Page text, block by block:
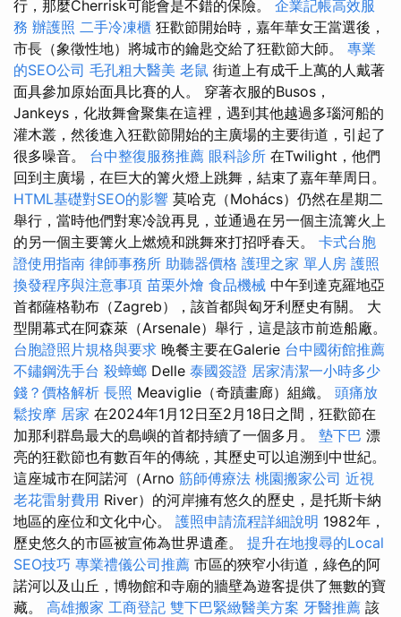
行，那麼Cherrisk可能會是不錯的保險。 企業記帳高效服
務 辦護照 二手冷凍櫃 狂歡節開始時，嘉年華女王當選後，
市長（象徵性地）將城市的鑰匙交給了狂歡節大師。 專業
的SEO公司 毛孔粗大醫美 老鼠 街道上有成千上萬的人戴著
面具參加原始面具比賽的人。 穿著衣服的Busos，
Jankeys，化妝舞會聚集在這裡，遇到其他越過多瑙河船的
灌木叢，然後進入狂歡節開始的主廣場的主要街道，引起了
很多噪音。 台中整復服務推薦 眼科診所 在Twilight，他們
回到主廣場，在巨大的篝火燈上跳舞，結束了嘉年華周日。
HTML基礎對SEO的影響 莫哈克（Mohács）仍然在星期二
舉行，當時他們對寒冷說再見，並通過在另一個主流篝火上
的另一個主要篝火上燃燒和跳舞來打招呼春天。 卡式台胞
證使用指南 律師事務所 助聽器價格 護理之家 單人房 護照
換發程序與注意事項 苗栗外燴 食品機械 中午到達克羅地亞
首都薩格勒布（Zagreb），該首都與匈牙利歷史有關。 大
型開幕式在阿森萊（Arsenale）舉行，這是該市前造船廠。
台胞證照片規格與要求 晚餐主要在Galerie 台中國術館推薦
不鏽鋼洗手台 殺蟑螂 Delle 泰國簽證 居家清潔一小時多少
錢？價格解析 長照 Meaviglie（奇蹟畫廊）組織。 頭痛放
鬆按摩 居家 在2024年1月12日至2月18日之間，狂歡節在
加那利群島最大的島嶼的首都持續了一個多月。 墊下巴 漂
亮的狂歡節也有數百年的傳統，其歷史可以追溯到中世紀。
這座城市在阿諾河（Arno 筋師傅療法 桃園搬家公司 近視
老花雷射費用 River）的河岸擁有悠久的歷史，是托斯卡納
地區的座位和文化中心。 護照申請流程詳細說明 1982年，
歷史悠久的市區被宣佈為世界遺產。 提升在地搜尋的Local
SEO技巧 專業禮儀公司推薦 市區的狹窄小街道，綠色的阿
諾河以及山丘，博物館和寺廟的牆壁為遊客提供了無數的寶
藏。 高雄搬家 工商登記 雙下巴緊緻醫美方案 牙醫推薦 該